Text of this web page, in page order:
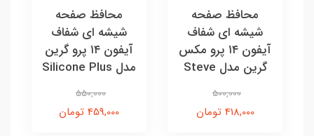
محافظ صفحه
شیشه ای شفاف
آیفون ۱۴ پرو مکس
گرین مدل Steve
500,000
418,000 تومان
محافظ صفحه
شیشه ای شفاف
آیفون ۱۴ پرو گرین
مدل Silicone Plus
550,000
459,000 تومان